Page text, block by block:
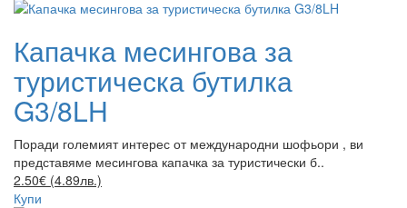
Капачка месингова за
туристическа бутилка
G3/8LH
Поради големият интерес от международни шофьори , ви
представяме месингова капачка за туристически б..
2.50€ (4.89лв.)
Купи